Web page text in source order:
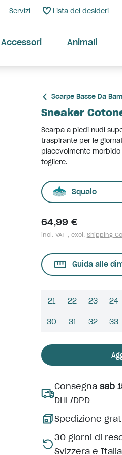
Servizi Lista dei desideri
Accessori Animali
Scarpe Basse Da
Sneaker
Scarpa a piedi nudi
traspirante per le
piacevolmente
togliere.
Squalo
64,99 €
incl. VAT , excl. Shipping
Guida alle
21 22 23 24
30 31 32 33
Consegna sab
DHL/DPD
Spedizione
30 giorni di
Svizzera e Italia